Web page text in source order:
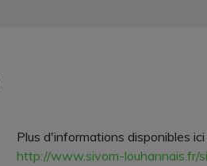
Plus d'informations disponibles ici
http://www.sivom-louhannais.fr/